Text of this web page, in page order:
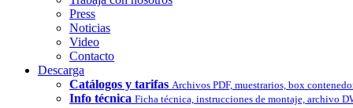
Press
Noticias
Video
Contacto
Descarga
Catálogos y tarifas Archivos PDF, muestrarios, box
Info técnica Ficha técnica, instrucciones de montaje, archivo